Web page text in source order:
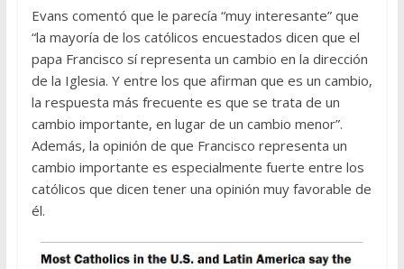
Evans comentó que le parecía “muy interesante” que
“la mayoría de los católicos encuestados dicen que el
papa Francisco sí representa un cambio en la dirección
de la Iglesia. Y entre los que afirman que es un cambio,
la respuesta más frecuente es que se trata de un
cambio importante, en lugar de un cambio menor”.
Además, la opinión de que Francisco representa un
cambio importante es especialmente fuerte entre los
católicos que dicen tener una opinión muy favorable de
él.